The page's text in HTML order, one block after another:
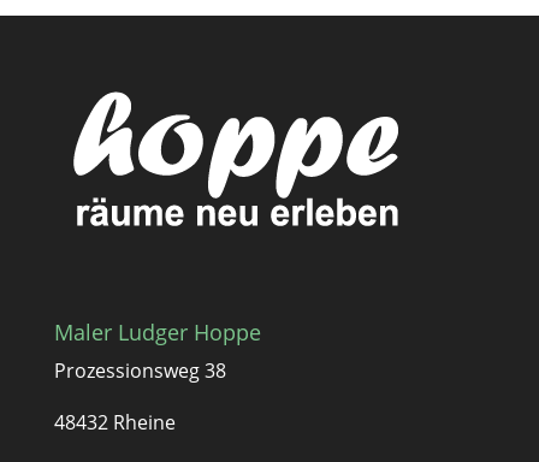
Maler Ludger Hoppe
Prozessionsweg 38
48432 Rheine